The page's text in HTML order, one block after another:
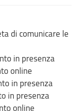
di comunicare le
in presenza
online
in presenza
in presenza
online